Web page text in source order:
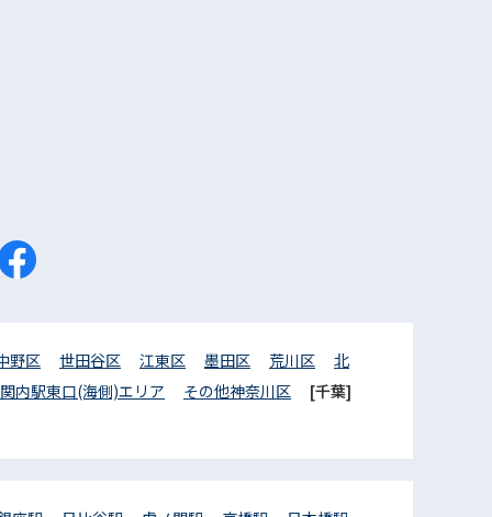
野区 世田谷区 江東区 墨田区 荒川区
北
関内駅東口(海側)エリア その他神奈川区
[千葉]